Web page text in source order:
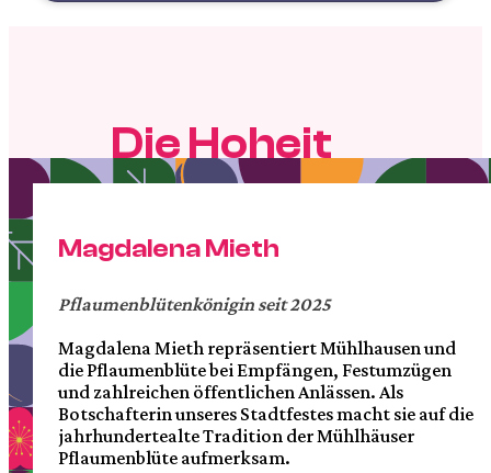
Die Hoheit
Magdalena Mieth
Pflaumenblütenkönigin seit 2025
Magdalena Mieth repräsentiert Mühlhausen und
die Pflaumenblüte bei Empfängen, Festumzügen
und zahlreichen öffentlichen Anlässen. Als
Botschafterin unseres Stadtfestes macht sie auf die
jahrhundertealte Tradition der Mühlhäuser
Pflaumenblüte aufmerksam.